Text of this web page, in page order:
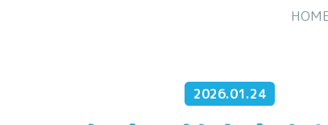
2026.01.24